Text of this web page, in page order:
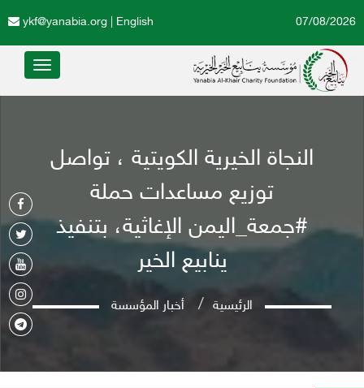
English
ykf@yanabia.org 07/08/2026
Toggle
النجاة الخيرية الكويتية ، تواصل
توزيع مساعدات حملة
#جمعة_اليمن الإغاثية، بتنفيذ
ينابيع الخير
الرئيسية أخبار المؤسسة